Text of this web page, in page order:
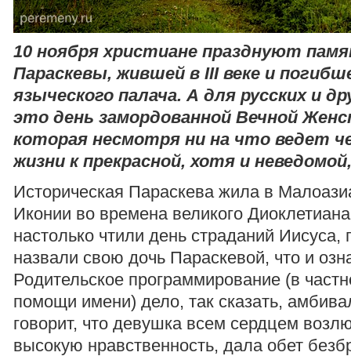
10 ноября христиане празднуют
Параскевы, жившей в III веке и
языческого палача. А для русских и
это день замордованной Вечной
которая несмотря ни на что ведет
жизни к прекрасной, хотя и
Историческая Параскева жила в
Иконии во времена великого
настолько чтили день страданий Иисуса,
назвали свою дочь Параскевой, что и
Родительское программирование (в
помощи имени) дело, так сказать,
говорит, что девушка всем сердцем
высокую нравственность, дала обет